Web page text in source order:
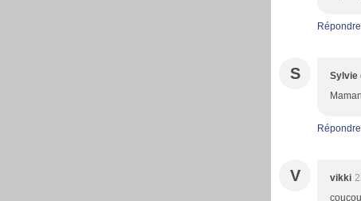
Répondre
S Sylvie
Répondre
V vikki